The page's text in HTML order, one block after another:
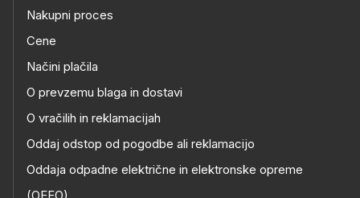
Nakupni proces
Cene
Načini plačila
O prevzemu blaga in dostavi
O vračilih in reklamacijah
Oddaj odstop od pogodbe ali reklamacijo
Oddaja odpadne električne in elektronske opreme